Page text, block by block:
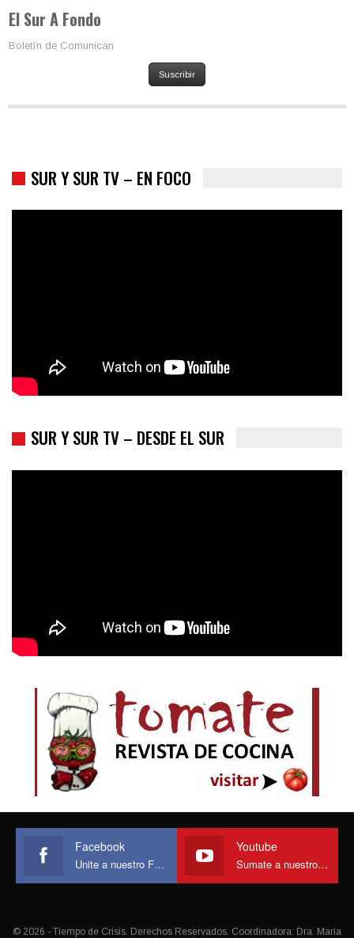
El Sur A Fondo
Boletín de Comunican
Suscribir
SUR Y SUR TV – EN FOCO
SUR Y SUR TV – DESDE EL SUR
Facebook
Unite a nuestro Face
Youtube
Sumate a nuestro canal
© 2026 - Tiempo de Crisis. Derechos Reservados. Coordinadora: Dra. María